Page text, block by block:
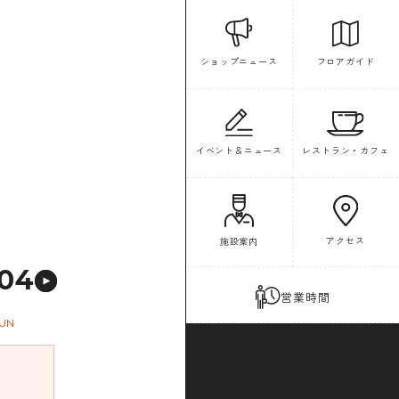
ショップニュース フロアガイド
イベント＆ニュース レストラン・カフェ
施設案内 アクセス
営業時間